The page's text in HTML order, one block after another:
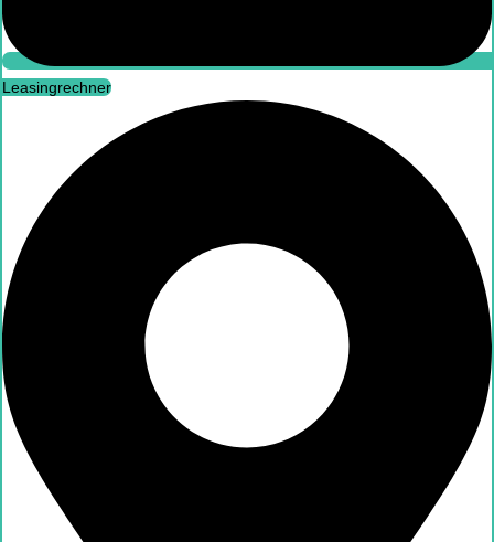
Leasingrechner